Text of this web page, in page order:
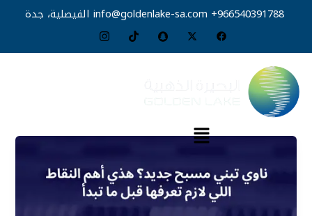
966540391788+
info@goldenlake-sa.com الفيصلية، جدة
القائمة